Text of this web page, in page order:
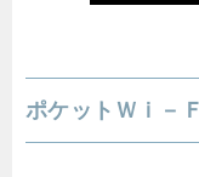
ポケットＷｉ－